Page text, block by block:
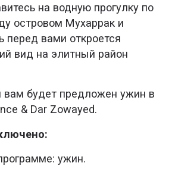
на водную прогулку по
островом Мухаррак и
перед вами откроется
вид на элитный район
вам будет предложен ужин в
& Dar Zowayed.
ужин.